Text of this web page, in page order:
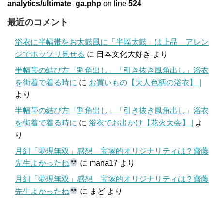
analytics/ultimate_ga.php on line 524
最近のコメント
浴衣に半幅帯をお太鼓風に「半幅太鼓」は上品 アレン
ジでホッソリ見せる に 日本文化大好き より
半幅帯の結び方「割角出し」「引き抜き風角出し」浴衣
を街着で着る時に に お買いもの【大人色柄の浴衣】 |
より
半幅帯の結び方「割角出し」「引き抜き風角出し」浴衣
を街着で着る時に に 浴衣でお出かけ【花火大会】 |
よ
り
月組「夢現無双」感想 宝塚的オリジナリティは？齋藤
先生よかったね
に mana17 より
月組「夢現無双」感想 宝塚的オリジナリティは？齋藤
先生よかったね
に まど より